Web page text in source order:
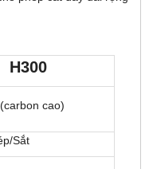
H300
cao)
Sắt